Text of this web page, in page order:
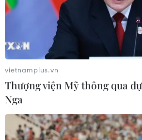
vietnamplus.vn
Thượng viện Mỹ thông qua
Nga